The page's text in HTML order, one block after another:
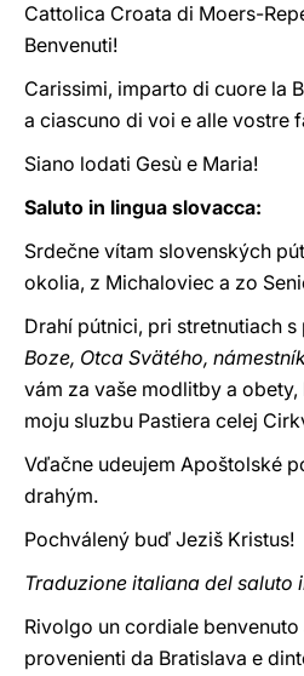
Cattolica Croata di Moers-
Benvenuti!
Carissimi, imparto di cuore la
a ciascuno di voi e alle vostre
Siano lodati Gesù e Maria!
Saluto in lingua slovacca:
Srdečne vítam slovenských
okolia, z Michaloviec a zo
Drahí pútnici, pri stretnutiach
Boze, Otca Svätého,
vám za vaše modlitby a
moju sluzbu Pastiera celej
Vďačne udeujem Apoštolské
drahým.
Pochválený buď Jeziš Kristus!
Traduzione italiana del saluto
Rivolgo un cordiale
provenienti da Bratislava e